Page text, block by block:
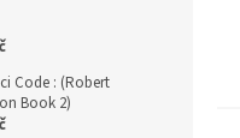
Code : (Robert
Book 2)